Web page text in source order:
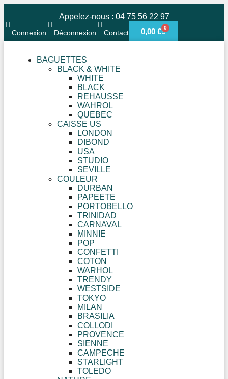
Appelez-nous : 04 75 56 22 97
Connexion Déconnexion Contact 0,00 € 0
BAGUETTES
BLACK & WHITE
WHITE
BLACK
REHAUSSE
WAHROL
QUEBEC
CAISSE US
LONDON
DIBOND
USA
STUDIO
SEVILLE
COULEUR
DURBAN
PAPEETE
PORTOBELLO
TRINIDAD
CARNAVAL
MINNIE
POP
CONFETTI
COTON
WARHOL
TRENDY
WESTSIDE
TOKYO
MILAN
BRASILIA
COLLODI
PROVENCE
SIENNE
CAMPECHE
STARLIGHT
TOLEDO